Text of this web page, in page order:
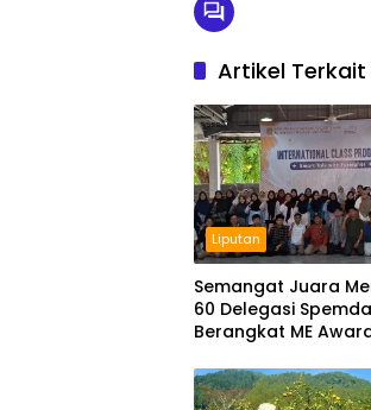
Artikel Terkait
Liputan
Semangat Juara
60 Delegasi
Berangkat ME